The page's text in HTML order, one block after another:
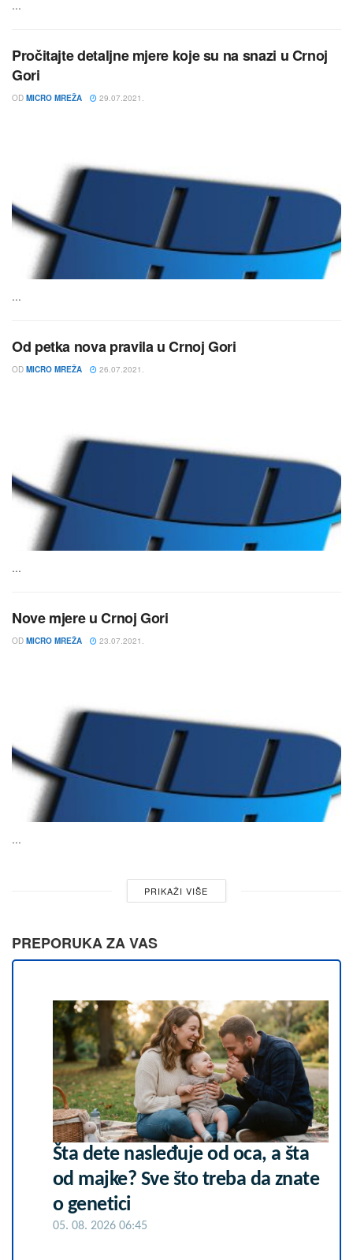
...
Pročitajte detaljne mjere koje su na snazi u Crnoj
Gori
OD MICRO MREŽA 29.07.2021.
...
Od petka nova pravila u Crnoj Gori
OD MICRO MREŽA 26.07.2021.
...
Nove mjere u Crnoj Gori
OD MICRO MREŽA 23.07.2021.
...
PRIKAŽI VIŠE
PREPORUKA ZA VAS
Šta dete nasleđuje od oca, a šta
od majke? Sve što treba da znate
o genetici
05. 08. 2026 06:45